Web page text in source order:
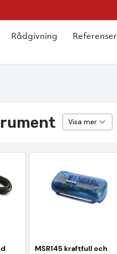
Rådgivning Referenser
Visa mer
MSR145 kraftfull och